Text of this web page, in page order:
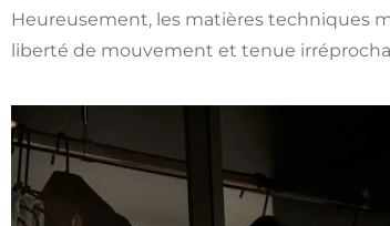
Heureusement, les matières techniques
liberté de mouvement et tenue